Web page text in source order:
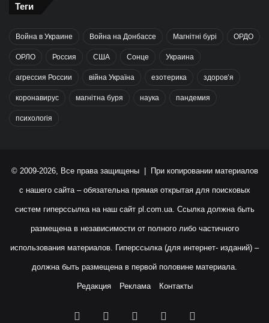
Теги
Война в Украине Война на Донбассе Магнітні бурі ОРДО
ОРЛО Россия США Сонце Украина
агрессия России війна Україна езотерика здоров’я
коронавирус магнітна буря наука пандемия
психологія
© 2009-2026, Все права защищены | При копировании материалов
с нашего сайта – обязательна прямая открытая для поисковых
систем гиперссылка на наш сайт pl.com.ua. Ссылка должна быть
размещена в независимости от полного либо частичного
использования материалов. Гиперссылка (для интернет- изданий) –
должна быть размещена в первой половине материала.
Редакция Реклама Контакты
Facebook YouTubeInstagram